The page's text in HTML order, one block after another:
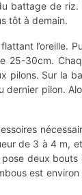
battage de riz.
tôt à demain.
l’oreille.
25-30cm.
pilons. Sur la
dernier pilon.
de 3 à 4 m,
deux bouts
est environ